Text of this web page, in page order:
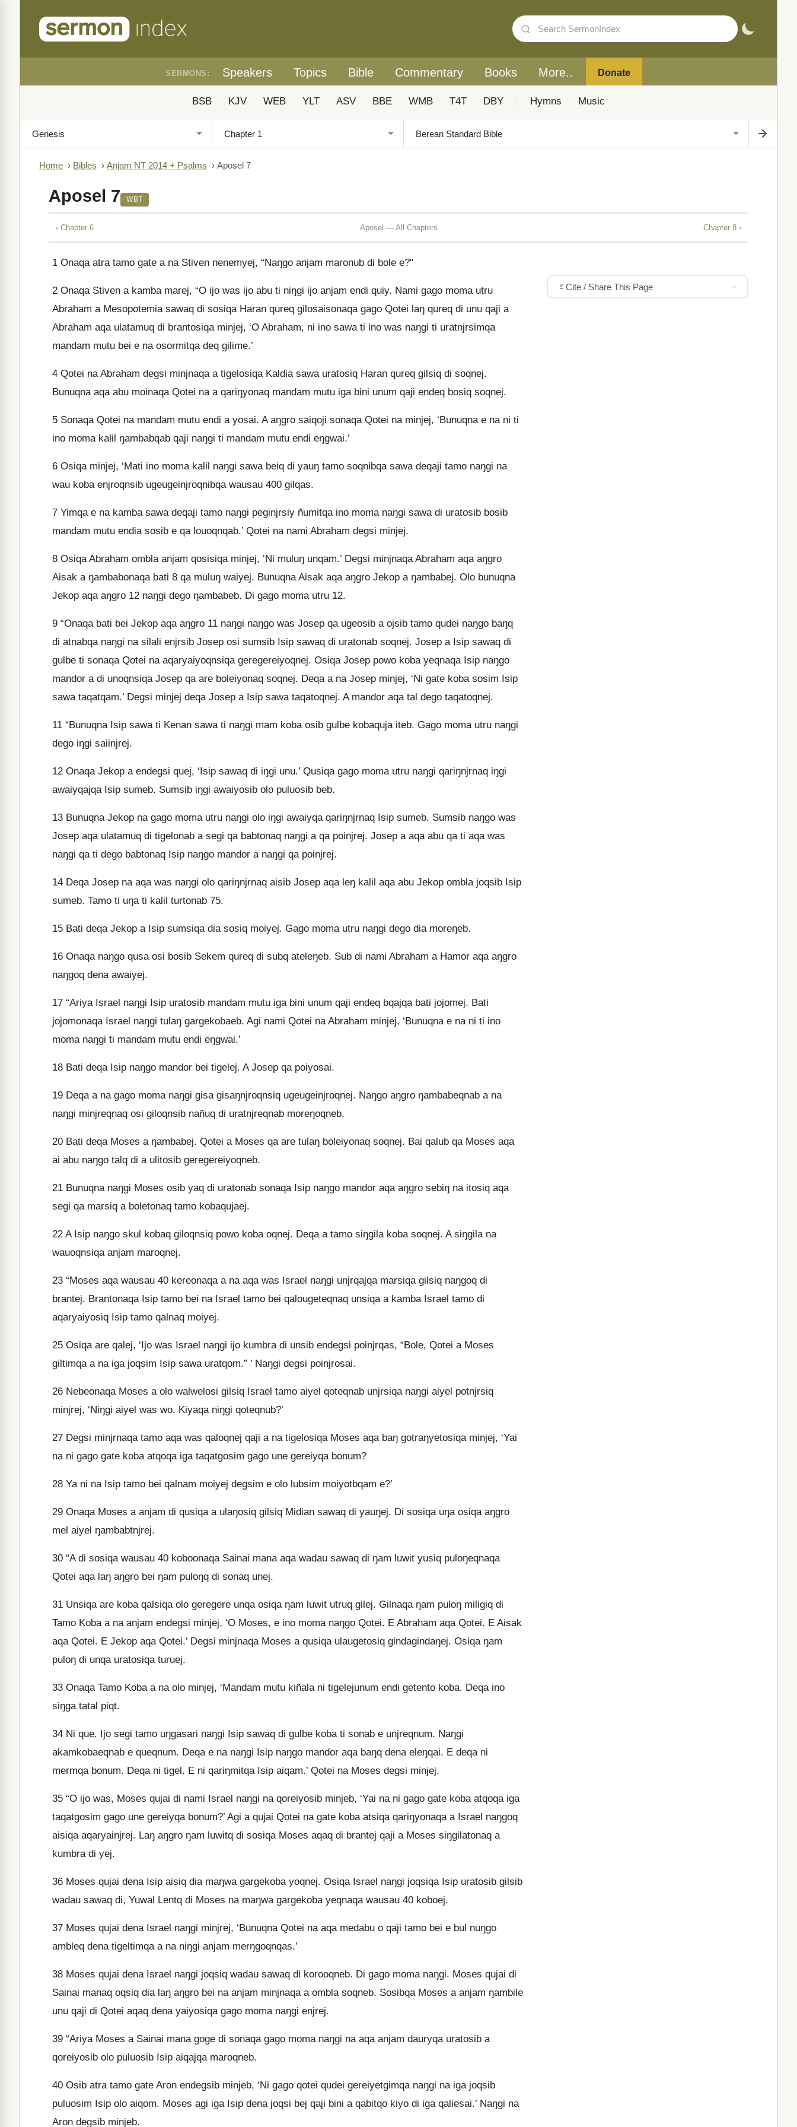
SERMONS: Speakers Topics Bible Commentary Books More.. Donate
BSB KJV WEB YLT ASV BBE WMB T4T DBY Hymns Music
Home › Bibles › Anjam NT 2014 + Psalms › Aposel 7
Aposel 7 WBT
‹ Chapter 6 Aposel — All Chapters Chapter 8 ›
1 Onaqa atra tamo gate a na Stiven nenemyej, “Naŋgo anjam maronub di bole e?"
2 Onaqa Stiven a kamba marej, “O ijo was ijo abu ti niŋgi ijo anjam endi quiy. Nami gago moma utru
Abraham a Mesopotemia sawaq di sosiqa Haran qureq gilosaisonaqa gago Qotei laŋ qureq di unu qaji a
Abraham aqa ulatamuq di brantosiqa minjej, ‘O Abraham, ni ino sawa ti ino was naŋgi ti uratnjrsimqa
mandam mutu bei e na osormitqa deq gilime.’
4 Qotei na Abraham degsi minjnaqa a tigelosiqa Kaldia sawa uratosiq Haran qureq gilsiq di soqnej.
Bunuqna aqa abu moinaqa Qotei na a qariŋyonaq mandam mutu iga bini unum qaji endeq bosiq soqnej.
5 Sonaqa Qotei na mandam mutu endi a yosai. A aŋgro saiqoji sonaqa Qotei na minjej, ‘Bunuqna e na ni ti
ino moma kalil ŋambabqab qaji naŋgi ti mandam mutu endi eŋgwai.’
6 Osiqa minjej, ‘Mati ino moma kalil naŋgi sawa beiq di yauŋ tamo soqnibqa sawa deqaji tamo naŋgi na
wau koba enjroqnsib ugeugeinjroqnibqa wausau 400 gilqas.
7 Yimqa e na kamba sawa deqaji tamo naŋgi peginjrsiy ñumitqa ino moma naŋgi sawa di uratosib bosib
mandam mutu endia sosib e qa louoqnqab.’ Qotei na nami Abraham degsi minjej.
8 Osiqa Abraham ombla anjam qosisiqa minjej, ‘Ni muluŋ unqam.’ Degsi minjnaqa Abraham aqa aŋgro
Aisak a ŋambabonaqa bati 8 qa muluŋ waiyej. Bunuqna Aisak aqa aŋgro Jekop a ŋambabej. Olo bunuqna
Jekop aqa aŋgro 12 naŋgi dego ŋambabeb. Di gago moma utru 12.
9 “Onaqa bati bei Jekop aqa aŋgro 11 naŋgi naŋgo was Josep qa ugeosib a ojsib tamo qudei naŋgo baŋq
di atnabqa naŋgi na silali enjrsib Josep osi sumsib Isip sawaq di uratonab soqnej. Josep a Isip sawaq di
gulbe ti sonaqa Qotei na aqaryaiyoqnsiqa geregereiyoqnej. Osiqa Josep powo koba yeqnaqa Isip naŋgo
mandor a di unoqnsiqa Josep qa are boleiyonaq soqnej. Deqa a na Josep minjej, ‘Ni gate koba sosim Isip
sawa taqatqam.’ Degsi minjej deqa Josep a Isip sawa taqatoqnej. A mandor aqa tal dego taqatoqnej.
11 “Bunuqna Isip sawa ti Kenan sawa ti naŋgi mam koba osib gulbe kobaquja iteb. Gago moma utru naŋgi
dego iŋgi saiinjrej.
12 Onaqa Jekop a endegsi quej, ‘Isip sawaq di iŋgi unu.’ Qusiqa gago moma utru naŋgi qariŋnjrnaq iŋgi
awaiyqajqa Isip sumeb. Sumsib iŋgi awaiyosib olo puluosib beb.
13 Bunuqna Jekop na gago moma utru naŋgi olo iŋgi awaiyqa qariŋnjrnaq Isip sumeb. Sumsib naŋgo was
Josep aqa ulatamuq di tigelonab a segi qa babtonaq naŋgi a qa poinjrej. Josep a aqa abu qa ti aqa was
naŋgi qa ti dego babtonaq Isip naŋgo mandor a naŋgi qa poinjrej.
14 Deqa Josep na aqa was naŋgi olo qariŋnjrnaq aisib Josep aqa leŋ kalil aqa abu Jekop ombla joqsib Isip
sumeb. Tamo ti uŋa ti kalil turtonab 75.
15 Bati deqa Jekop a Isip sumsiqa dia sosiq moiyej. Gago moma utru naŋgi dego dia moreŋeb.
16 Onaqa naŋgo qusa osi bosib Sekem qureq di subq ateleŋeb. Sub di nami Abraham a Hamor aqa aŋgro
naŋgoq dena awaiyej.
17 “Ariya Israel naŋgi Isip uratosib mandam mutu iga bini unum qaji endeq bqajqa bati jojomej. Bati
jojomonaqa Israel naŋgi tulaŋ gargekobaeb. Agi nami Qotei na Abraham minjej, ‘Bunuqna e na ni ti ino
moma naŋgi ti mandam mutu endi eŋgwai.’
18 Bati deqa Isip naŋgo mandor bei tigelej. A Josep qa poiyosai.
19 Deqa a na gago moma naŋgi gisa gisaŋnjroqnsiq ugeugeinjroqnej. Naŋgo aŋgro ŋambabeqnab a na
naŋgi minjreqnaq osi giloqnsib nañuq di uratnjreqnab moreŋoqneb.
20 Bati deqa Moses a ŋambabej. Qotei a Moses qa are tulaŋ boleiyonaq soqnej. Bai qalub qa Moses aqa
ai abu naŋgo talq di a ulitosib geregereiyoqneb.
21 Bunuqna naŋgi Moses osib yaq di uratonab sonaqa Isip naŋgo mandor aqa aŋgro sebiŋ na itosiq aqa
segi qa marsiq a boletonaq tamo kobaqujaej.
22 A Isip naŋgo skul kobaq giloqnsiq powo koba oqnej. Deqa a tamo siŋgila koba soqnej. A siŋgila na
wauoqnsiqa anjam maroqnej.
23 “Moses aqa wausau 40 kereonaqa a na aqa was Israel naŋgi unjrqajqa marsiqa gilsiq naŋgoq di
brantej. Brantonaqa Isip tamo bei na Israel tamo bei qalougeteqnaq unsiqa a kamba Israel tamo di
aqaryaiyosiq Isip tamo qalnaq moiyej.
25 Osiqa are qalej, ‘Ijo was Israel naŋgi ijo kumbra di unsib endegsi poinjrqas, “Bole, Qotei a Moses
giltimqa a na iga joqsim Isip sawa uratqom.” ’ Naŋgi degsi poinjrosai.
26 Nebeonaqa Moses a olo walwelosi gilsiq Israel tamo aiyel qoteqnab unjrsiqa naŋgi aiyel potnjrsiq
minjrej, ‘Niŋgi aiyel was wo. Kiyaqa niŋgi qoteqnub?’
27 Degsi minjrnaqa tamo aqa was qaloqnej qaji a na tigelosiqa Moses aqa baŋ gotraŋyetosiqa minjej, ‘Yai
na ni gago gate koba atqoqa iga taqatgosim gago une gereiyqa bonum?
28 Ya ni na Isip tamo bei qalnam moiyej degsim e olo lubsim moiyotbqam e?’
29 Onaqa Moses a anjam di qusiqa a ulaŋosiq gilsiq Midian sawaq di yauŋej. Di sosiqa uŋa osiqa aŋgro
mel aiyel ŋambabtnjrej.
30 “A di sosiqa wausau 40 koboonaqa Sainai mana aqa wadau sawaq di ŋam luwit yusiq puloŋeqnaqa
Qotei aqa laŋ aŋgro bei ŋam puloŋq di sonaq unej.
31 Unsiqa are koba qalsiqa olo geregere unqa osiqa ŋam luwit utruq gilej. Gilnaqa ŋam puloŋ miligiq di
Tamo Koba a na anjam endegsi minjej, ‘O Moses, e ino moma naŋgo Qotei. E Abraham aqa Qotei. E Aisak
aqa Qotei. E Jekop aqa Qotei.’ Degsi minjnaqa Moses a qusiqa ulaugetosiq gindagindaŋej. Osiqa ŋam
puloŋ di unqa uratosiqa turuej.
33 Onaqa Tamo Koba a na olo minjej, ‘Mandam mutu kiñala ni tigelejunum endi getento koba. Deqa ino
siŋga tatal piqt.
34 Ni que. Ijo segi tamo uŋgasari naŋgi Isip sawaq di gulbe koba ti sonab e unjreqnum. Naŋgi
akamkobaeqnab e queqnum. Deqa e na naŋgi Isip naŋgo mandor aqa baŋq dena eleŋqai. E deqa ni
mermqa bonum. Deqa ni tigel. E ni qariŋmitqa Isip aiqam.’ Qotei na Moses degsi minjej.
35 “O ijo was, Moses qujai di nami Israel naŋgi na qoreiyosib minjeb, ‘Yai na ni gago gate koba atqoqa iga
taqatgosim gago une gereiyqa bonum?’ Agi a qujai Qotei na gate koba atsiqa qariŋyonaqa a Israel naŋgoq
aisiqa aqaryainjrej. Laŋ aŋgro ŋam luwitq di sosiqa Moses aqaq di brantej qaji a Moses siŋgilatonaq a
kumbra di yej.
36 Moses qujai dena Isip aisiq dia maŋwa gargekoba yoqnej. Osiqa Israel naŋgi joqsiqa Isip uratosib gilsib
wadau sawaq di, Yuwal Lentq di Moses na maŋwa gargekoba yeqnaqa wausau 40 koboej.
37 Moses qujai dena Israel naŋgi minjrej, ‘Bunuqna Qotei na aqa medabu o qaji tamo bei e bul nuŋgo
ambleq dena tigeltimqa a na niŋgi anjam merŋgoqnqas.’
38 Moses qujai dena Israel naŋgi joqsiq wadau sawaq di korooqneb. Di gago moma naŋgi. Moses qujai di
Sainai manaq oqsiq dia laŋ aŋgro bei na anjam minjnaqa a ombla soqneb. Sosibqa Moses a anjam ŋambile
unu qaji di Qotei aqaq dena yaiyosiqa gago moma naŋgi enjrej.
39 “Ariya Moses a Sainai mana goge di sonaqa gago moma naŋgi na aqa anjam dauryqa uratosib a
qoreiyosib olo puluosib Isip aiqajqa maroqneb.
40 Osib atra tamo gate Aron endegsib minjeb, ‘Ni gago qotei qudei gereiyetgimqa naŋgi na iga joqsib
puluosim Isip olo aiqom. Moses agi iga Isip dena joqsi bej qaji bini a qabitqo kiyo di iga qaliesai.’ Naŋgi na
Aron degsib minjeb.
Cite / Share This Page